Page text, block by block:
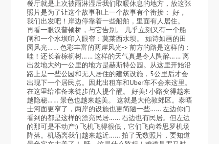
餐厅就是上次被雨淋湿后我们取暖休息的地方，放这张
照片是为了让这个故事和上一个故事有个衔接： 好，
我们出发吧！岸边停靠着一些船舶，里面有人居住。
再看一眼汉普顿桥，与它告别。 几乎立刻又有一个船
闸和一个水坝印入眼帘：莫莱西水坝。 如诗如画的田
园风光…… 色彩丰富的两岸风光-> 前方的路是这样的：
哇！还长着棕榈树…… 这样的天气真是令人陶醉…… 离
出发地大约一公里的地方是赫斯特公园。从这里开始沿
路上是一些公园和无人居住的建筑设施，5公里后才会
出现下一个居民点。因此出租车和Uber车不会来这里。
在这里给准备来徒步的人提个醒。 好美! 小路变得越来
越隐秘…… 景色也越来越美。 这就是大伦敦郊区。泰晤
士河面更窄了，两岸的设施也更简陋一些…… 左边你们
看到的都是这样的漂亮民居…… 右边也有民居。但左边
的那可是不动产:) 飞机飞得很低，它们飞向希思罗机场
降落。机场离我们越来越近…… 拍了无数照片，要知道